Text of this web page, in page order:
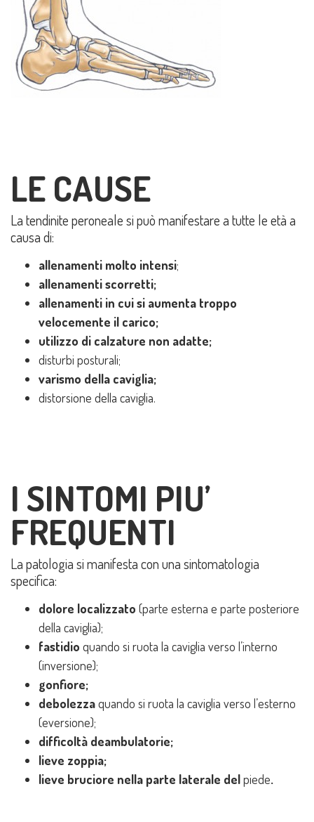
LE CAUSE
La tendinite peroneale si può manifestare a tutte le età a
causa di:
allenamenti molto intensi;
allenamenti scorretti;
allenamenti in cui si aumenta troppo
velocemente il carico;
utilizzo di calzature non adatte;
disturbi posturali;
varismo della caviglia;
distorsione della caviglia.
I SINTOMI PIU’
FREQUENTI
La patologia si manifesta con una sintomatologia
specifica:
dolore localizzato (parte esterna e parte posteriore
della caviglia);
fastidio quando si ruota la caviglia verso l’interno
(inversione);
gonfiore;
debolezzaquando si ruota la caviglia verso l’esterno
(eversione);
difficoltà deambulatorie;
lieve zoppia;
lieve bruciore nella parte laterale delpiede.